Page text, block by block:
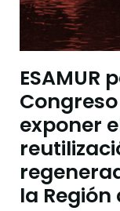
ESAMUR
exponer
la